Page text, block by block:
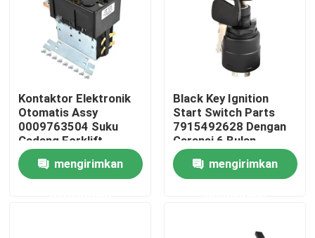
Rumah
Kontaktor Elektronik
Otomatis Assy
0009763504 Suku
Cadang Forklift
mengirimkan
Black Key Ignition
Start Switch Parts
7915492628 Dengan
Garansi 6 Bulan
mengirimkan